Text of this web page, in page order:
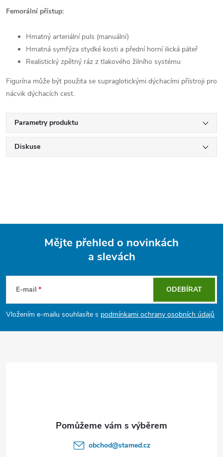
Femorální přístup:
Hmatný arteriální puls (manuální)
Hmatná symfýza stydké kosti a přední horní ilická páteř
Realistický zpětný ráz z tlakového žilního systému
Figurína může být použita se supraglotickými dýchacími přístroji pro
nácvik dýchacích cest.
Parametry produktu
Diskuse
p
a
Mějte přehled o novinkách
a slevách
E-mail
Vložením e-mailu souhlasíte s podmínkami ochrany osobních údajů
ODEBÍRAT
obchod@stamed.cz